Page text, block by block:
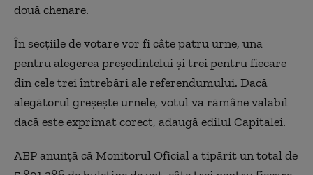
două chenare.
În secţiile de votare vor fi câte patru urne, una
pentru alegerea preşedintelui şi trei pentru fiecare
din cele trei întrebări ale referendumului. Dacă
alegătorul greșește urnele, votul va rămâne valabil
dacă este exprimat corect, adaugă edilul Capitalei.
AEP anunță că Monitorul Oficial a tipărit un total de